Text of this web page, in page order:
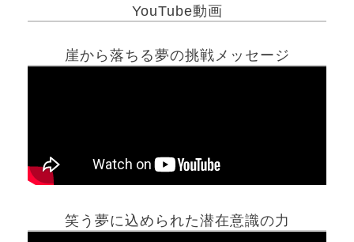
YouTube動画
崖から落ちる夢の挑戦メッセージ
笑う夢に込められた潜在意識の力